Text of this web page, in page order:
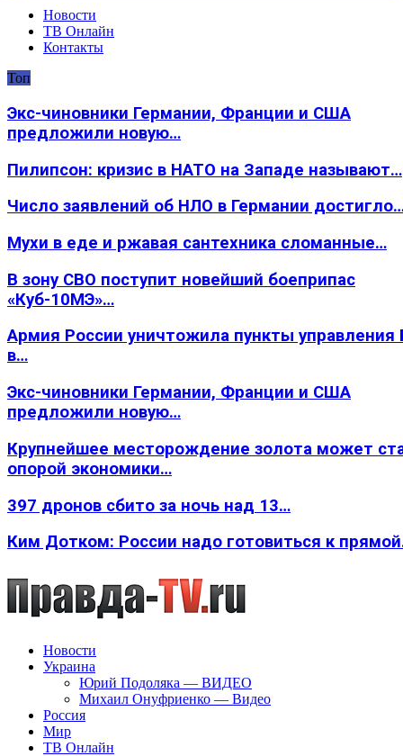
Новости
ТВ Онлайн
Контакты
Топ
Экс-чиновники Германии, Франции и США
предложили новую…
Пилипсон: кризис в НАТО на Западе называют…
Число заявлений об НЛО в Германии
Мухи в еде и ржавая сантехника сломанные…
В зону СВО поступит новейший боеприпас
«Куб-10МЭ»…
Армия России уничтожила пункты
в…
Экс-чиновники Германии, Франции и США
предложили новую…
Крупнейшее месторождение золота может
опорой экономики…
397 дронов сбито за ночь над 13…
Ким Дотком: России надо готовиться к
Новости
Украина
Юрий Подоляка — ВИДЕО
Михаил Онуфриенко — Видео
Россия
Мир
ТВ Онлайн